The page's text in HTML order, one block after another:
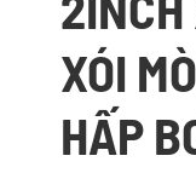
XÓI
HẤP